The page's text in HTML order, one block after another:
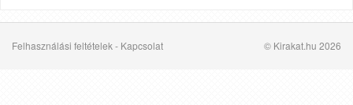
Felhasználási feltételek- Kapcsolat © Kirakat.hu 2026